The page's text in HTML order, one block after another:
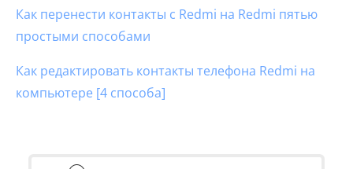
Как перенести контакты с Redmi на Redmi пятью
простыми способами
Как редактировать контакты телефона Redmi на
компьютере [4 способа]